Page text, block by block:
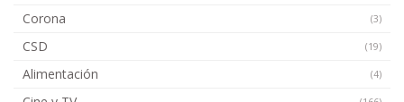
Corona (3)
CSD (19)
Alimentación (4)